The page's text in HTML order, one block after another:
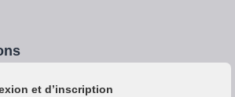
et d’inscription